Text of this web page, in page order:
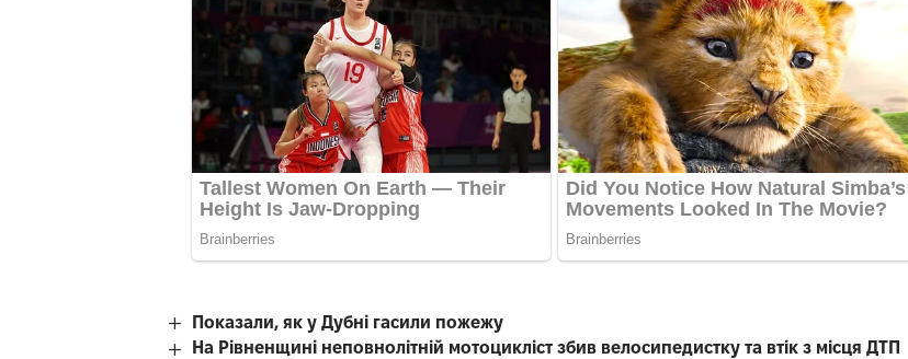
Показали, як у Дубні гасили пожежу
На Рівненщині неповнолітній мотоцикліст збив велосипедистку та втік з місця ДТП